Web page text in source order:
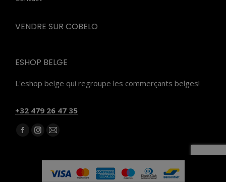
VENDRE SUR COBELO
ESHOP BELGE
L'eshop belge qui regroupe les commerçants belges!
‭+32 479 26 47 35‬
Trouvez nous sur :
Facebook
opens
Instagram
opens
E-
page
opens